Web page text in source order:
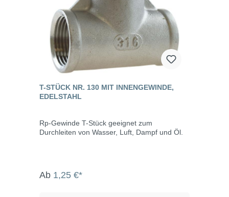
T-STÜCK NR. 130 MIT INNENGEWINDE,
EDELSTAHL
Rp-Gewinde T-Stück geeignet zum
Durchleiten von Wasser, Luft, Dampf und Öl.
Ab 1,25 €*